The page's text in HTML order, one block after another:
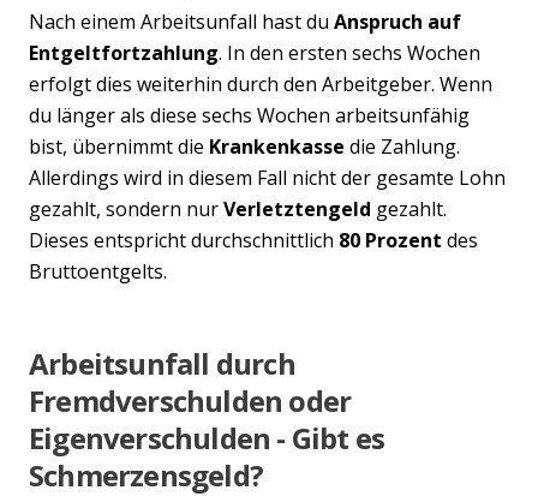
Nach einem Arbeitsunfall hast du Anspruch auf
Entgeltfortzahlung. In den ersten sechs Wochen
erfolgt dies weiterhin durch den Arbeitgeber. Wenn
du länger als diese sechs Wochen arbeitsunfähig
bist, übernimmt die Krankenkasse die Zahlung.
Allerdings wird in diesem Fall nicht der gesamte Lohn
gezahlt, sondern nurVerletztengeld gezahlt.
Dieses entspricht durchschnittlich 80 Prozent des
Bruttoentgelts.
Arbeitsunfall durch
Fremdverschulden oder
Eigenverschulden - Gibt es
Schmerzensgeld?